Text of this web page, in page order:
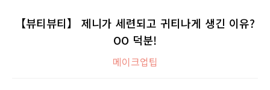
【뷰티뷰티】 제니가 세련되고 귀티나게 생긴 이유?
OO 덕분!
메이크업팁